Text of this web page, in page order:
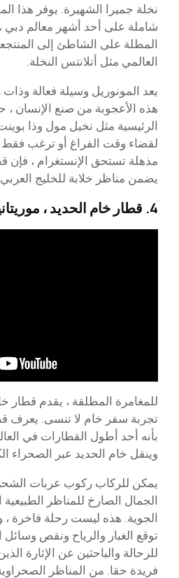
نخلة جميرا الشهيرة. يوفر هذا
شاملة على أحد أشهر معالم دبي
المطلة على الشاطئ إلى
العالمي مثل أتلانتس النخلة.
يعد المونوريل وسيلة فعالة
هذه الأعجوبة من صنع الإنسان
الرئيسية مثل نخيل مول وذا
لقضاء وقت الفراغ أو ترغب
مذهلة تستحق الإنستغرام ، فإن
يضمن مناظر خلابة للخليج
4. قطار خام الحديد ، موريتانيا
للمغامرة المطلقة ، يقدم قطار
تجربة سفر خام لا تنسى. يعرف
وينقل خام الحديد عبر الصحراء
يمكن للركاب ركوب عربات
الجمال الصارخ للمناظر
الجوية. هذه ليست رحلة فاخرة
توقع الغبار والرياح ونقص وسائل
للرحالة والباحثين عن الإثارة
فريدة حقا. من المناظر